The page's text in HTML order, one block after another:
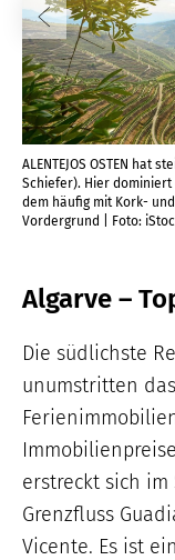
ALENTEJOS OSTEN hat
Schiefer). Hier
dem häufig mit Kork-
Vordergrund | Foto:
Algarve –
Die südlichste
unumstritten
erstreckt sich im
Grenzfluss
Vicente. Es ist